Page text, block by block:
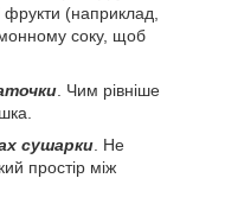
фрукти (наприклад,
соку, щоб
. Чим рівніше
сушарки . Не
простір між